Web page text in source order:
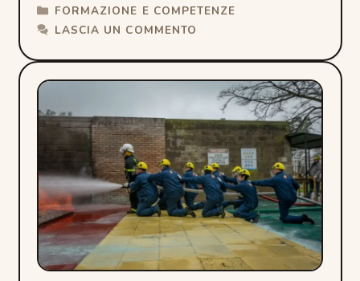
CATEGORIE
FORMAZIONE E COMPETENZE
LASCIA UN COMMENTO